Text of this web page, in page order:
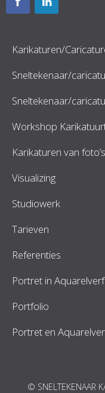
Karikaturen/
Sneltekenaar/
Sneltekenaar/
Workshop
Karikaturen van foto’s
Visualizing
Studiowerk
Tarieven
Referenties
Portret in Aquarelverf
Portfolio
Portret en
© SNELTEKENAAR